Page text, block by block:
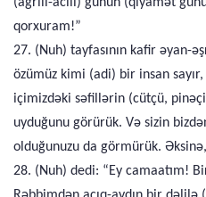
qorxuram!”
27. (Nuh) tayfasının kafir əyan-
özümüz kimi (adi) bir insan sayır,
içimizdəki səfillərin (cütçü,
uyduğunu görürük. Və sizin
olduğunuzu da görmürük.
28. (Nuh) dedi: “Ey camaatım!